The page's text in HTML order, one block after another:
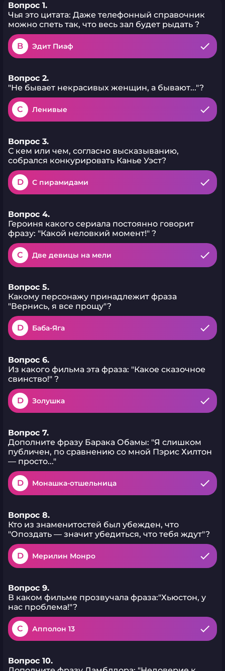
Вопрос 1.
Чья это цитата: Даже телефонный справочник
можно спеть так, что весь зал будет рыдать ?
B Эдит Пиаф
Вопрос 2.
"Не бывает некрасивых женщин, а бывают..."?
C Ленивые
Вопрос 3.
С кем или чем, согласно высказыванию,
собрался конкурировать Канье Уэст?
D С пирамидами
Вопрос 4.
Героиня какого сериала постоянно говорит
фразу: "Какой неловкий момент!" ?
C Две девицы на мели
Вопрос 5.
Какому персонажу принадлежит фраза
"Вернись, я все прощу"?
D Баба-Яга
Вопрос 6.
Из какого фильма эта фраза: "Какое сказочное
свинство!" ?
D Золушка
Вопрос 7.
Дополните фразу Барака Обамы: "Я слишком
публичен, по сравнению со мной Пэрис Хилтон
— просто..."
D Монашка-отшельница
Вопрос 8.
Кто из знаменитостей был убежден, что
"Опоздать — значит убедиться, что тебя ждут"?
D Мерилин Монро
Вопрос 9.
В каком фильме прозвучала фраза:"Хьюстон, у
нас проблема!"?
C Апполон 13
Вопрос 10.